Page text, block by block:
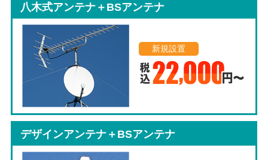
八木式アンテナ＋BSアンテナ
新規設置
デザインアンテナ＋BSアンテナ